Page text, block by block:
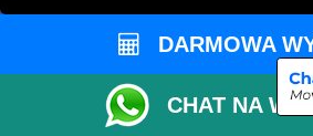
Kontakt
FAQ
Rekomendacje
DARMOWA
CHAT NA